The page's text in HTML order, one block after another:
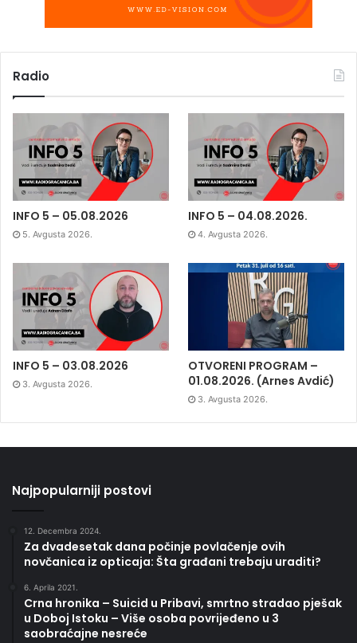
Radio
INFO 5 – 05.08.2026
5. Avgusta 2026.
INFO 5 – 04.08.2026.
4. Avgusta 2026.
INFO 5 – 03.08.2026
3. Avgusta 2026.
OTVORENI PROGRAM –
01.08.2026. (Arnes Avdić)
3. Avgusta 2026.
Najpopularniji postovi
12. Decembra 2024.
Za dvadesetak dana počinje povlačenje ovih
novčanica iz opticaja: Šta građani trebaju uraditi?
6. Aprila 2021.
Crna hronika – Suicid u Pribavi, smrtno stradao pješak
u Doboj Istoku – Više osoba povrijeđeno u 3
saobraćajne nesreće